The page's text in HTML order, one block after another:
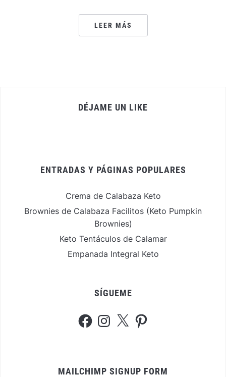
LEER MÁS
DÉJAME UN LIKE
ENTRADAS Y PÁGINAS POPULARES
Crema de Calabaza Keto
Brownies de Calabaza Facilitos (Keto Pumpkin
Brownies)
Keto Tentáculos de Calamar
Empanada Integral Keto
SÍGUEME
FacebookInstagram
X Pinterest
MAILCHIMP SIGNUP FORM